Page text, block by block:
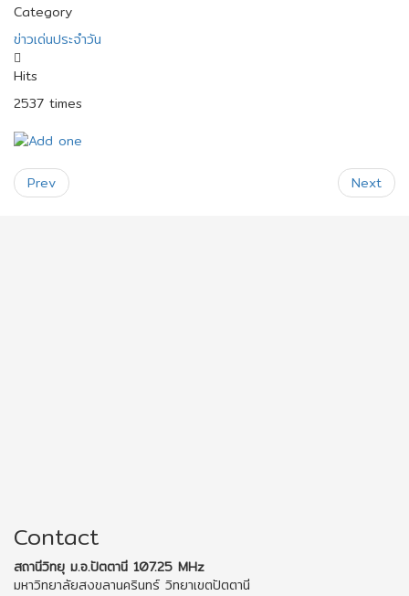
Category
ข่าวเด่นประจำวัน
Hits
2537 times
Prev Next
Contact
สถานีวิทยุ ม.อ.ปัตตานี 107.25 MHz
มหาวิทยาลัยสงขลานครินทร์ วิทยาเขตปัตตานี